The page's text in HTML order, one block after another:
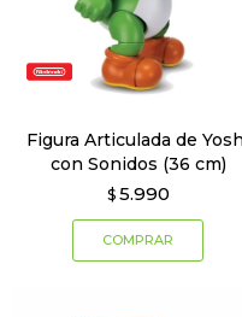
Figura Articulada de
con Sonidos (36 cm)
$ 5.990